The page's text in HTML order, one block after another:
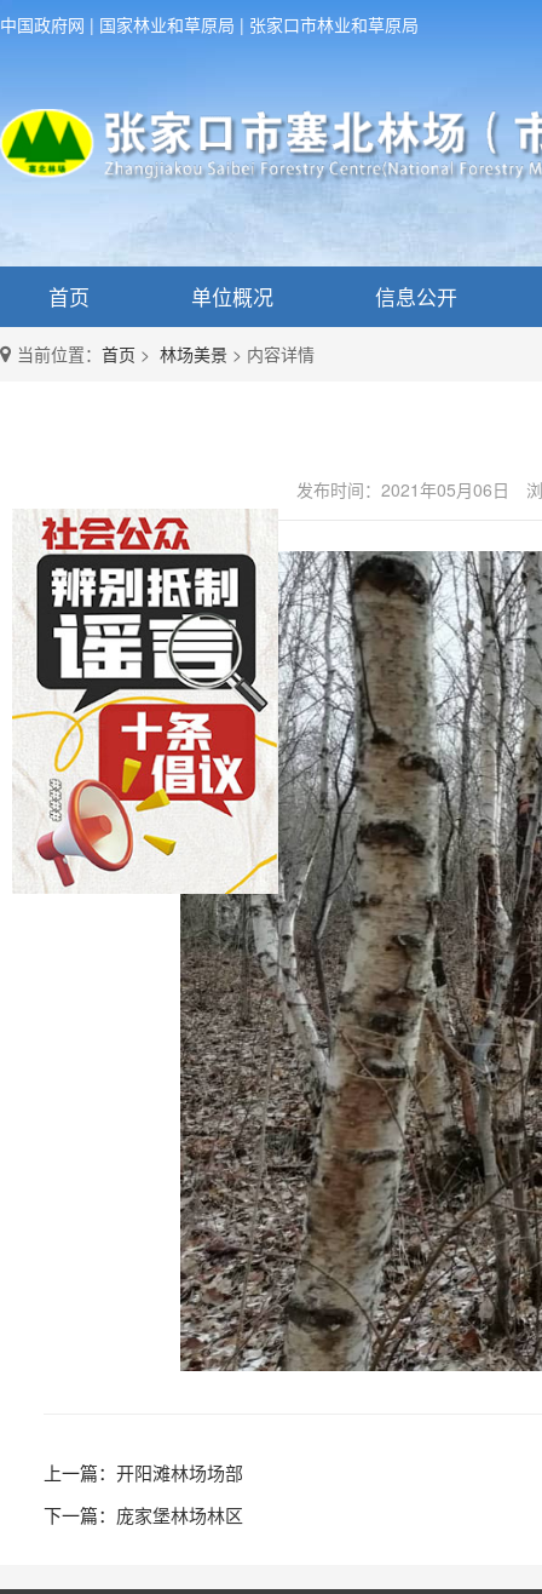
中国政府网 | 国家林业和草原局 | 张家口市林业和草原局
首页 单位概况 信息公开
当前位置： 首页 > 林场美景 > 内容详情
发布时间：2021年05月06日
开阳滩林场场部
庞家堡林场林区